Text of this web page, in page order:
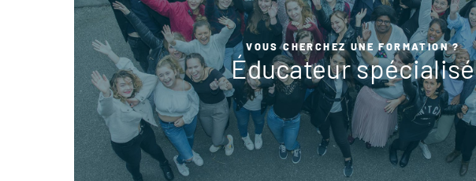
VOUS CHERCHEZ UNE FORMATION ?
Éducateur spécialisé